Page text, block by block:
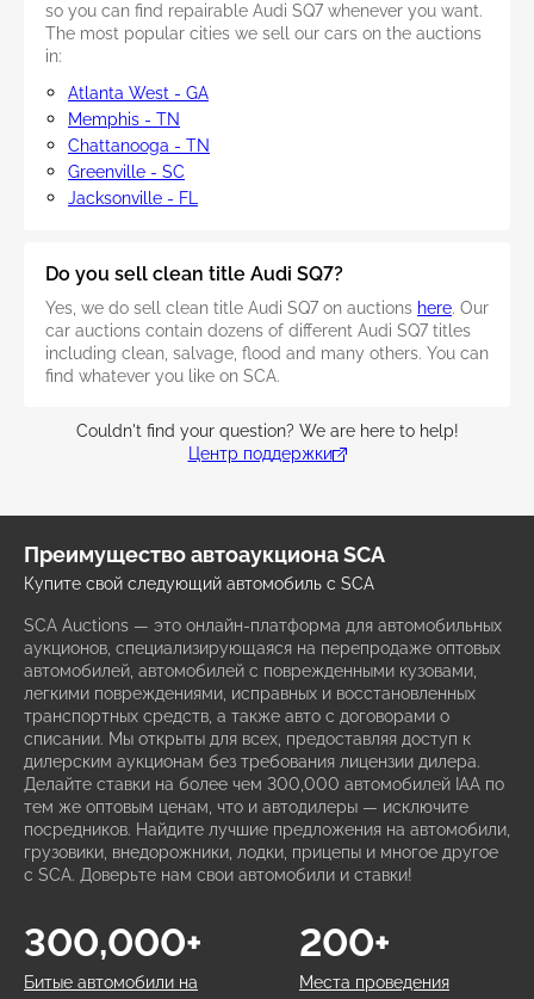
so you can find repairable Audi SQ7 whenever you want.
The most popular cities we sell our cars on the auctions
in:
Atlanta West - GA
Memphis - TN
Chattanooga - TN
Greenville - SC
Jacksonville - FL
Do you sell clean title Audi SQ7?
Yes, we do sell clean title Audi SQ7 on auctions here. Our
car auctions contain dozens of different Audi SQ7 titles
including clean, salvage, flood and many others. You can
find whatever you like on SCA.
Couldn't find your question? We are here to help!
Центр поддержки
Преимущество автоаукциона SCA
Купите свой следующий автомобиль с SCA
SCA Auctions — это онлайн-платформа для автомобильных
аукционов, специализирующаяся на перепродаже оптовых
автомобилей, автомобилей с поврежденными кузовами,
легкими повреждениями, исправных и восстановленных
транспортных средств, а также авто с договорами о
списании. Мы открыты для всех, предоставляя доступ к
дилерским аукционам без требования лицензии дилера.
Делайте ставки на более чем 300,000 автомобилей IAA по
тем же оптовым ценам, что и автодилеры — исключите
посредников. Найдите лучшие предложения на автомобили,
грузовики, внедорожники, лодки, прицепы и многое другое
с SCA. Доверьте нам свои автомобили и ставки!
Битые автомобили на
300,000+
Места проведения
200+